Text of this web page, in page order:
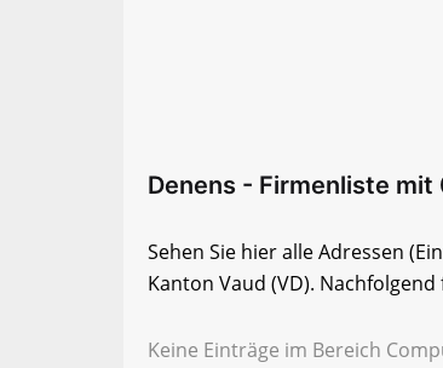
Denens - Firmenliste
Sehen Sie hier alle Adressen
Kanton Vaud (VD).
Keine Einträge im Bereich